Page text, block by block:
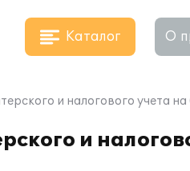
Каталог О
и налогового учета
и